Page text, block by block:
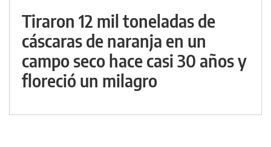
Tiraron 12 mil toneladas de
cáscaras de naranja en un
campo seco hace casi 30 años y
floreció un milagro